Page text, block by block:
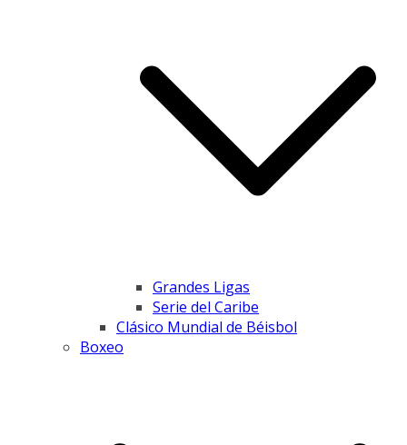
Grandes Ligas
Serie del Caribe
Clásico Mundial de Béisbol
Boxeo